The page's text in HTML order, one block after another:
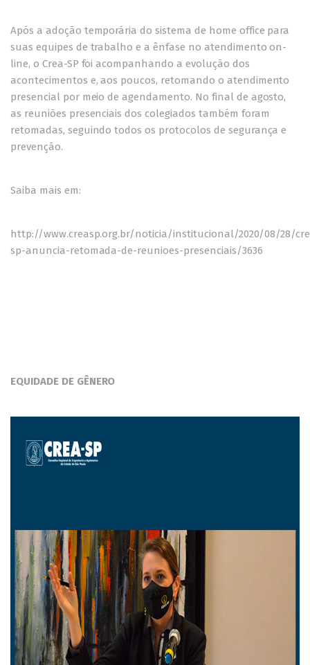
Após a adoção temporária do sistema de home office para
suas equipes de trabalho e a ênfase no atendimento on-
line, o Crea-SP foi acompanhando a evolução dos
acontecimentos e, aos poucos, retomando o atendimento
presencial por meio de agendamento. No final de agosto,
as reuniões presenciais dos colegiados também foram
retomadas, seguindo todos os protocolos de segurança e
prevenção.
Saiba mais em:
http://www.creasp.org.br/noticia/institucional/2020/08/28/
sp-anuncia-retomada-de-reunioes-presenciais/3636
EQUIDADE DE GÊNERO